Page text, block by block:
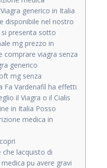
generico in Italia
disponibile nel nostro
presenta sotto
mg prezzo in
comprare viagra senza
generico
mg senza
Fa Vardenafil ha effetti
il Viagra o il Cialis
in Italia Posso
medica in
lacquisto di
pu avere gravi